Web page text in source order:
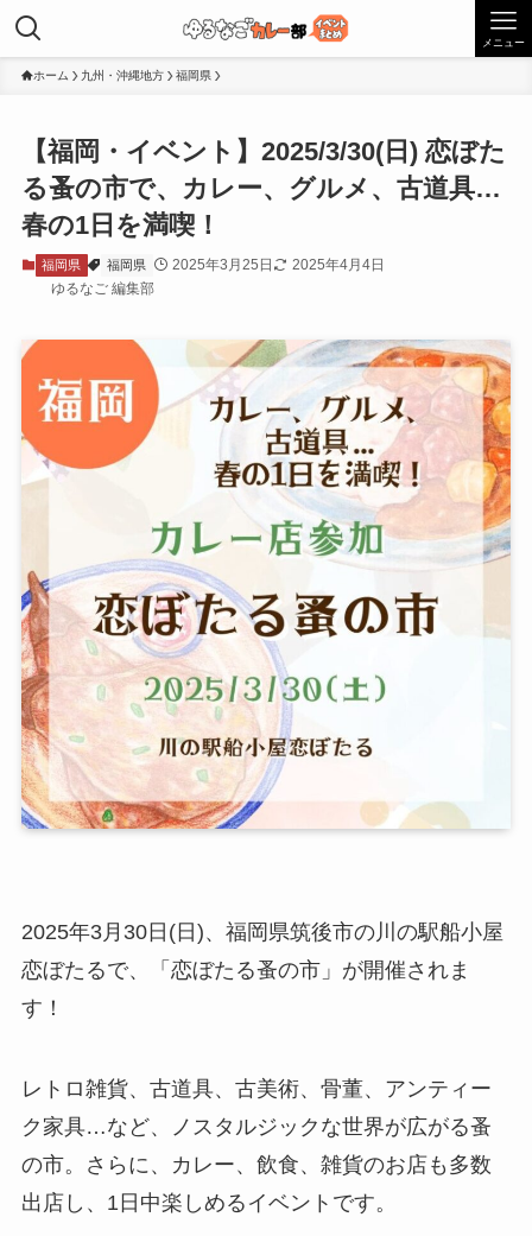
メニュー
ホーム 九州・沖縄地方 福岡県
【福岡・イベント】2025/3/30(日) 恋ぼた
る蚤の市で、カレー、グルメ、古道具…
春の1日を満喫！
福岡県 福岡県 2025年3月25日
2025年4月4日
ゆるなご 編集部
2025年3月30日(日)、福岡県筑後市の川の駅船小屋
恋ぼたるで、「恋ぼたる蚤の市」が開催されま
す！
レトロ雑貨、古道具、古美術、骨董、アンティー
ク家具…など、ノスタルジックな世界が広がる蚤
の市。さらに、カレー、飲食、雑貨のお店も多数
出店し、1日中楽しめるイベントです。